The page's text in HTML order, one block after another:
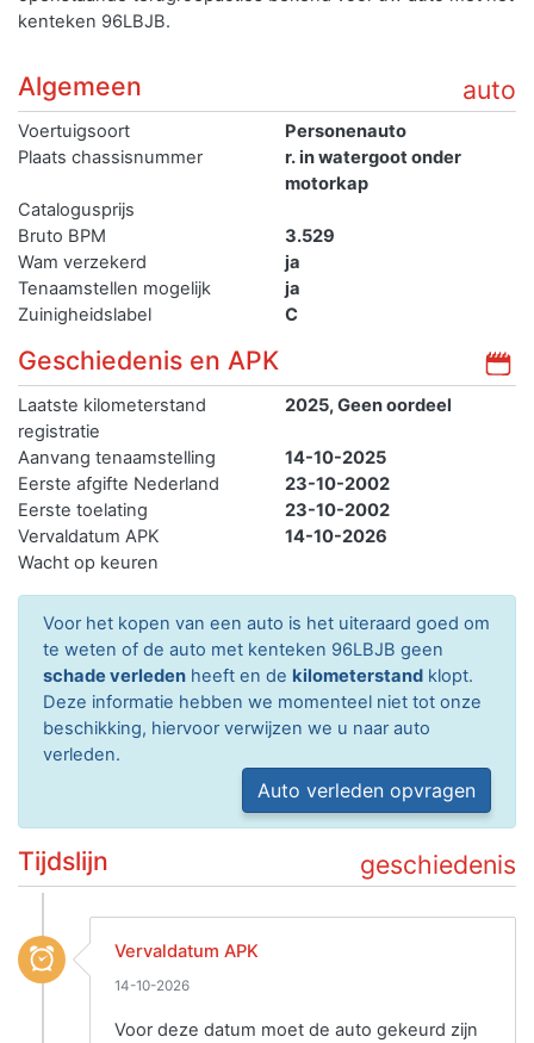
kenteken 96LBJB.
auto
Algemeen
Voertuigsoort
Personenauto
Plaats chassisnummer
r. in watergoot onder
motorkap
Catalogusprijs
Bruto BPM
3.529
Wam verzekerd
ja
Tenaamstellen mogelijk
ja
Zuinigheidslabel
C
Geschiedenis en APK
Laatste kilometerstand
registratie
2025, Geen oordeel
Aanvang tenaamstelling
14-10-2025
Eerste afgifte Nederland
23-10-2002
Eerste toelating
23-10-2002
Vervaldatum APK
14-10-2026
Wacht op keuren
Voor het kopen van een auto is het uiteraard goed om
te weten of de auto met kenteken 96LBJB geen
schade verleden heeft en de kilometerstand klopt.
Deze informatie hebben we momenteel niet tot onze
beschikking, hiervoor verwijzen we u naar auto
verleden.
Auto verleden opvragen
geschiedenis
Tijdslijn
Vervaldatum APK
14-10-2026
Voor deze datum moet de auto gekeurd zijn